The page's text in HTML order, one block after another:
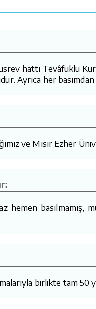
hattı Tevâfuklu
Ayrıca her
ve Mısır Ezher
hemen
birlikte tam 50